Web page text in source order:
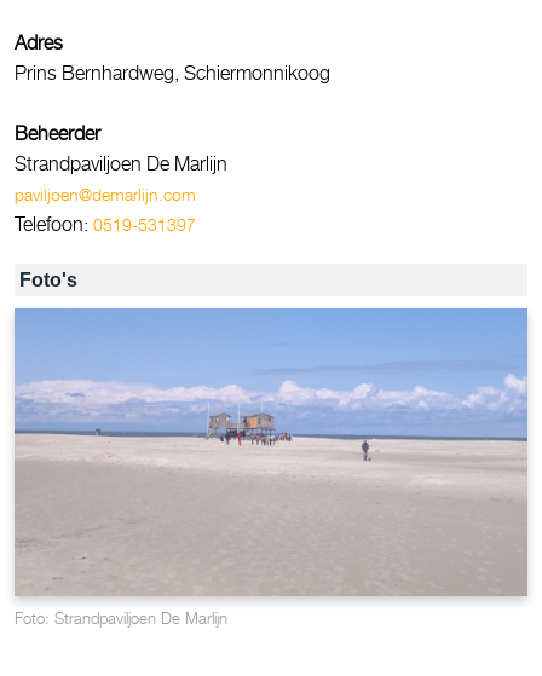
Adres
Prins Bernhardweg, Schiermonnikoog
Beheerder
Strandpaviljoen De Marlijn
paviljoen@demarlijn.com
Telefoon: 0519-531397
Foto's
Foto: Strandpaviljoen De Marlijn